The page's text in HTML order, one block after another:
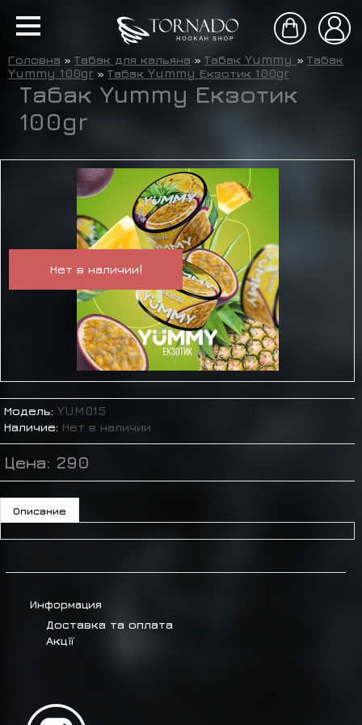
Головна » Табак для кальяна » Табак Yummy » Табак
Yummy 100gr » Табак Yummy Екзотик 100gr
Табак Yummy Екзотик
100gr
Нет в наличии!
Модель: YUM015
Наличие: Нет в наличии
Цена: 290
Описание
Информация
Доставка та оплата
Акції